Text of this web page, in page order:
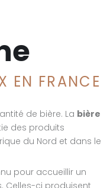
EN FRANCE
de bière. La bière
des produits
du Nord et dans le
pour accueillir un
Celles-ci produisent